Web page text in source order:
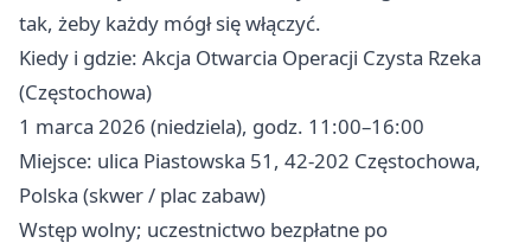
tak, żeby każdy mógł się włączyć.
Kiedy i gdzie: Akcja Otwarcia Operacji Czysta Rzeka
(Częstochowa)
1 marca 2026 (niedziela), godz. 11:00–16:00
Miejsce: ulica Piastowska 51, 42-202 Częstochowa,
Polska (skwer / plac zabaw)
Wstęp wolny; uczestnictwo bezpłatne po